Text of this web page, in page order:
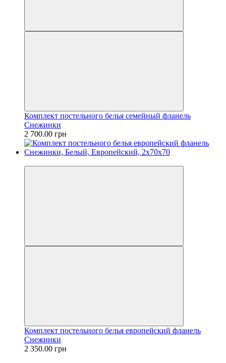
Комплект постельного белья семейный фланель
Снежинки
2 700.00 грн
Комплект постельного белья европейский фланель
Снежинки
2 350.00 грн